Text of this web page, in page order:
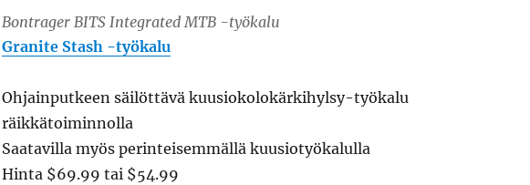
Bontrager BITS Integrated MTB -työkalu
Granite Stash -työkalu
Ohjainputkeen säilöttävä kuusiokolokärkihylsy-työkalu
räikkätoiminnolla
Saatavilla myös perinteisemmällä kuusiotyökalulla
Hinta $69.99 tai $54.99